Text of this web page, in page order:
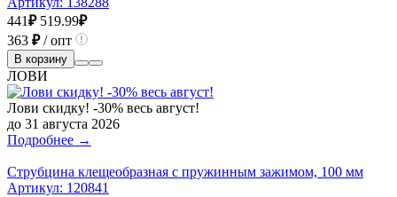
441₽ 519.99₽
363 ₽/ опт
В корзину
ЛОВИ
Лови скидку! -30% весь август!
до 31 августа 2026
Подробнее →
Струбцина клещеобразная с пружинным зажимом, 100 мм
Артикул: 120841